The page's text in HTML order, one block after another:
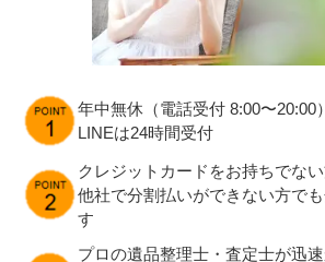
年中無休（電話受付 8:00〜20:00）
LINEは24時間受付
クレジットカードをお持ちでな
他社で分割払いができない方で
す
プロの遺品整理士・査定士が迅